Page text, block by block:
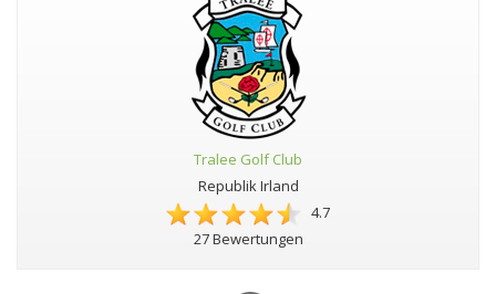
Tralee Golf Club
Republik Irland
4.7
27 Bewertungen